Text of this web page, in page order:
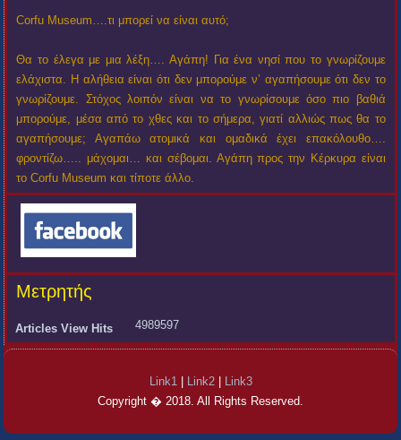
Corfu Museum….τι μπορεί να είναι αυτό;
Θα το έλεγα με μια λέξη…. Αγάπη! Για ένα νησί που το γνωρίζουμε
ελάχιστα. Η αλήθεια είναι ότι δεν μπορούμε ν’ αγαπήσουμε ότι δεν το
γνωρίζουμε. Στόχος λοιπόν είναι να το γνωρίσουμε όσο πιο βαθιά
μπορούμε, μέσα από το χθες και το σήμερα, γιατί αλλιώς πως θα το
αγαπήσουμε; Αγαπάω ατομικά και ομαδικά έχει επακόλουθο….
φροντίζω….. μάχομαι… και σέβομαι. Αγάπη προς την Κέρκυρα είναι
το Corfu Museum και τίποτε άλλο.
Μετρητής
Articles View Hits 4989597
Link1| Link2|
Link3
Copyright � 2018. All Rights Reserved.